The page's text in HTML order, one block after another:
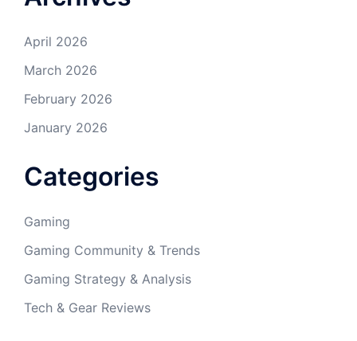
April 2026
March 2026
February 2026
January 2026
Categories
Gaming
Gaming Community & Trends
Gaming Strategy & Analysis
Tech & Gear Reviews